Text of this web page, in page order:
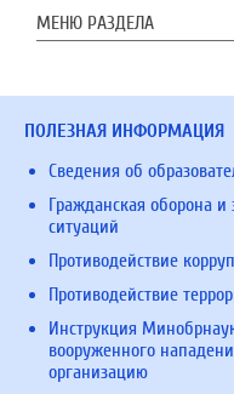
МЕНЮ РАЗДЕЛА
ПОЛЕЗНАЯ ИНФОРМАЦИЯ
Сведения об
Гражданская оборона
ситуаций
Противодействие
Противодействие
Инструкция
вооруженного
организацию